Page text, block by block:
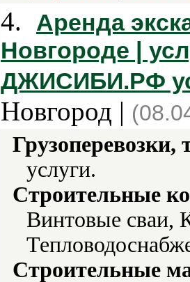
4.
Аренда
Новгороде |
ДЖИСИБИ.РФ
Новгород |
услуги.
Строительные
Винтовые сваи,
Строительные